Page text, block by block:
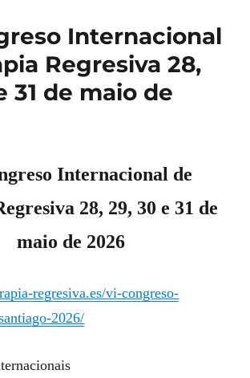
Internacional
Regresiva 28,
31 de maio de
Internacional de
28, 29, 30 e 31 de
maio de 2026
regresiva.es/vi-congreso-
2026/